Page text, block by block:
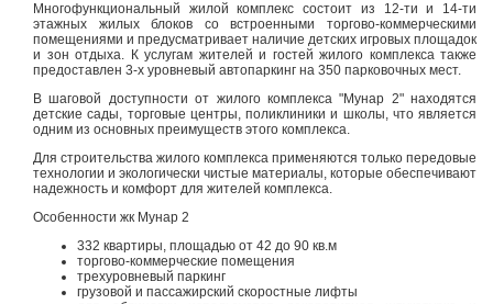
Многофункциональный жилой комплекс состоит из 12-ти и 14-ти
этажных жилых блоков со встроенными торгово-коммерческими
помещениями и предусматривает наличие детских игровых площадок
и зон отдыха. К услугам жителей и гостей жилого комплекса также
предоставлен 3-х уровневый автопаркинг на 350 парковочных мест.
В шаговой доступности от жилого комплекса "Мунар 2" находятся
детские сады, торговые центры, поликлиники и школы, что является
одним из основных преимуществ этого комплекса.
Для строительства жилого комплекса применяются только передовые
технологии и экологически чистые материалы, которые обеспечивают
надежность и комфорт для жителей комплекса.
Особенности жк Мунар 2
332 квартиры, площадью от 42 до 90 кв.м
торгово-коммерческие помещения
трехуровневый паркинг
грузовой и пассажирский скоростные лифты